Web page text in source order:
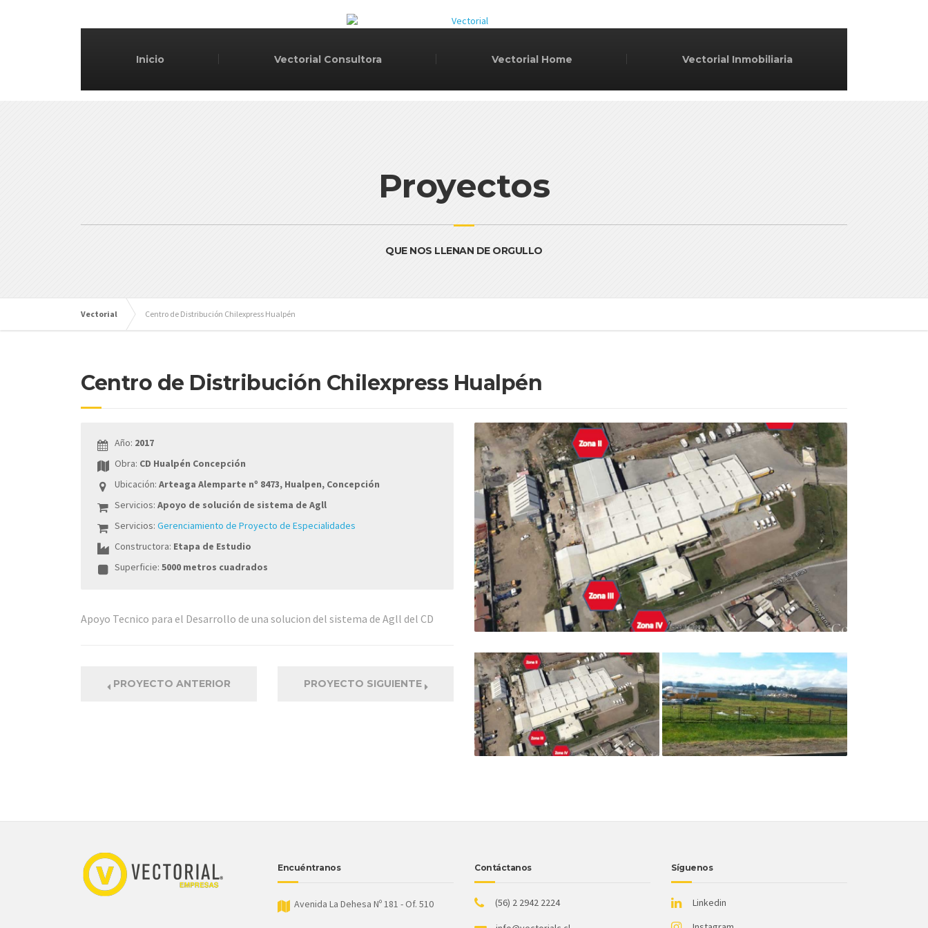
Inicio Vectorial Consultora Vectorial Home Vectorial Inmobiliaria
Proyectos
QUE NOS LLENAN DE ORGULLO
Vectorial Centro de Distribución Chilexpress Hualpén
Centro de Distribución Chilexpress Hualpén
Año: 2017
Obra: CD Hualpén Concepción
Ubicación: Arteaga Alemparte nº 8473, Hualpen, Concepción
Servicios: Apoyo de solución de sistema de Agll
Servicios: Gerenciamiento de Proyecto de Especialidades
Constructora: Etapa de Estudio
Superficie: 5000 metros cuadrados
Apoyo Tecnico para el Desarrollo de una solucion del sistema de Agll del CD
PROYECTO ANTERIOR PROYECTO SIGUIENTE
Encuéntranos
Avenida La Dehesa Nº 181 - Of. 510
Contáctanos
(56) 2 2942 2224
Síguenos
Linkedin